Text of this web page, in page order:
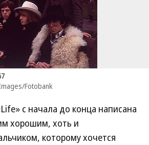
Fotobank
с начала до конца написана
хорошим, хоть и
которому хочется